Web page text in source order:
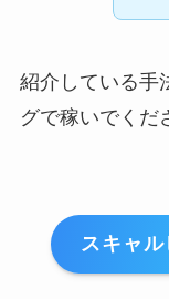
紹介している手
グで稼いでくだ
スキャ